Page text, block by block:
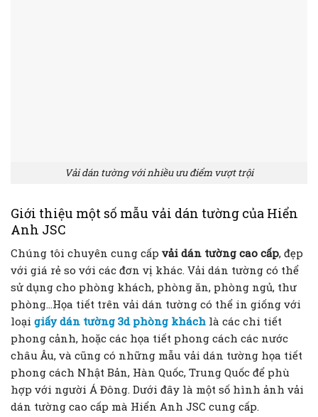
Vải dán tường với nhiều ưu điểm vượt trội
Giới thiệu một số mẫu vải dán tường của Hiển
Anh JSC
Chúng tôi chuyên cung cấp vải dán tường cao cấp, đẹp
với giá rẻ so với các đơn vị khác. Vải dán tường có thể
sử dụng cho phòng khách, phòng ăn, phòng ngủ, thư
phòng…Họa tiết trên vải dán tường có thể in giống với
loại giấy dán tường 3d phòng khách là các chi tiết
phong cảnh, hoặc các họa tiết phong cách các nước
châu Âu, và cũng có những mẫu vải dán tường họa tiết
phong cách Nhật Bản, Hàn Quốc, Trung Quốc để phù
hợp với người Á Đông. Dưới đây là một số hình ảnh vải
dán tường cao cấp mà Hiển Anh JSC cung cấp.